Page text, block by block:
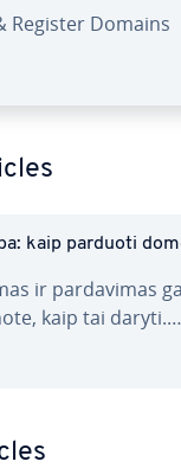
Register Domains
kaip parduoti
ir par­da­vi­mas
kaip tai daryti.…